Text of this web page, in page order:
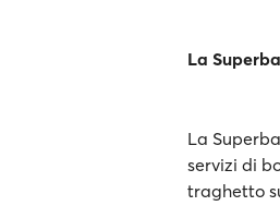
La Superba
La
servizi di
traghetto